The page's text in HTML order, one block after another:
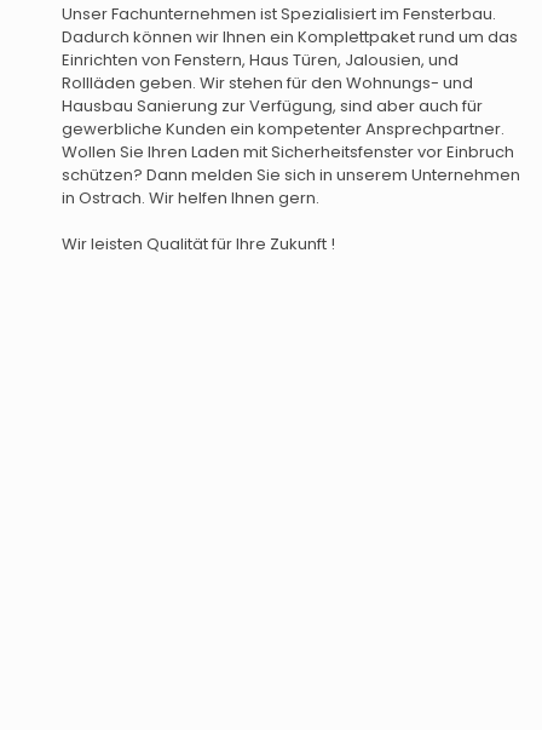
Unser Fachunternehmen ist Spezialisiert im Fensterbau.
Dadurch können wir Ihnen ein Komplettpaket rund um das
Einrichten von Fenstern, Haus Türen, Jalousien, und
Rollläden geben. Wir stehen für den Wohnungs- und
Hausbau Sanierung zur Verfügung, sind aber auch für
gewerbliche Kunden ein kompetenter Ansprechpartner.
Wollen Sie Ihren Laden mit Sicherheitsfenster vor Einbruch
schützen? Dann melden Sie sich in unserem Unternehmen
in Ostrach. Wir helfen Ihnen gern.
Wir leisten Qualität für Ihre Zukunft !